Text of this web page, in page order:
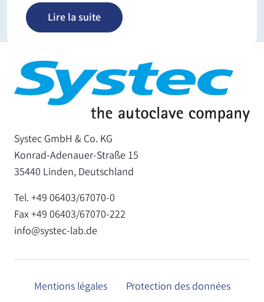
Lire la suite
Systec GmbH & Co. KG
Konrad-Adenauer-Straße 15
35440 Linden, Deutschland
Tel. +49 06403/67070-0
Fax +49 06403/67070-222
info@systec-lab.de
Mentions légales Protection des données